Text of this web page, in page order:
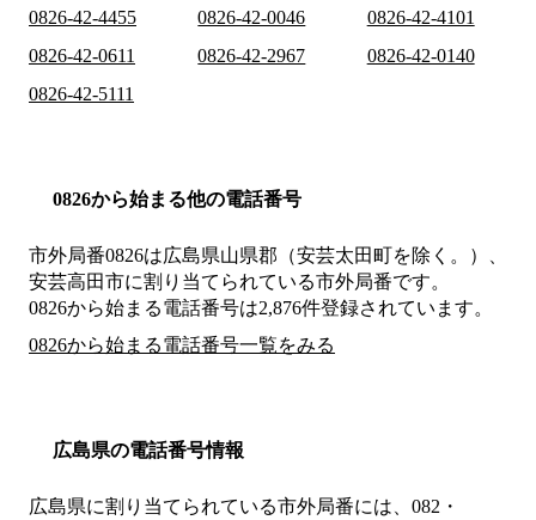
0826-42-4455
0826-42-0046
0826-42-4101
0826-42-0611
0826-42-2967
0826-42-0140
0826-42-5111
0826から始まる他の電話番号
市外局番0826は広島県山県郡（安芸太田町を除く。）、
安芸高田市に割り当てられている市外局番です。
0826から始まる電話番号は2,876件登録されています。
0826から始まる電話番号一覧をみる
広島県の電話番号情報
広島県に割り当てられている市外局番には、082・